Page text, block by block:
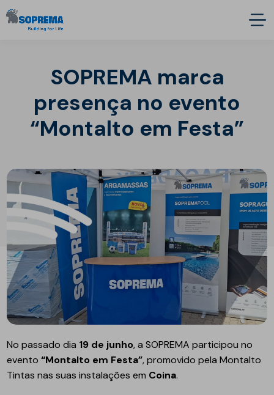
SOPREMA marca
presença no evento
“Montalto em Festa”
No passado dia 19 de junho, a SOPREMA participou no
evento“Montalto em Festa”, promovido pela Montalto
Tintas nas suas instalações em Coina.